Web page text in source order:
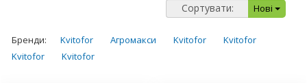
Сортувати: Нові
Бренди: Kvitofor Агромакси Kvitofor
Kvitofor
Kvitofor
Kvitofor